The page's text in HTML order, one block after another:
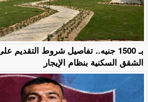
بـ 1500 جنيه.. تفاصيل شروط
الشقق السكنية بنظام الإيجار